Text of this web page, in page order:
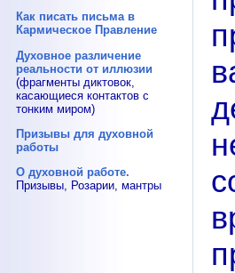
Как писать письма в
Кармическое Правление
Духовное различение
реальности от иллюзии
(фрагменты диктовок,
касающиеся контактов с
тонким миром)
Призывы для духовной
работы
О духовной работе.
Призывы, Розарии, мантры